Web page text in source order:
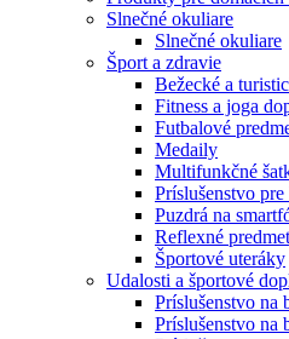
Slnečné okuliare
Slnečné okuliare
Šport a zdravie
Bežecké a
Fitness a joga
Futbalové
Medaily
Multifunkčné
Príslušenstvo
Puzdrá na
Reflexné
Športové uteráky
Udalosti a športové
Príslušenstvo na
Príslušenstvo na